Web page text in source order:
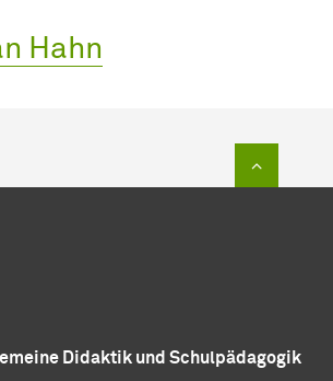
Hahn
Didaktik und Schulpädagogik